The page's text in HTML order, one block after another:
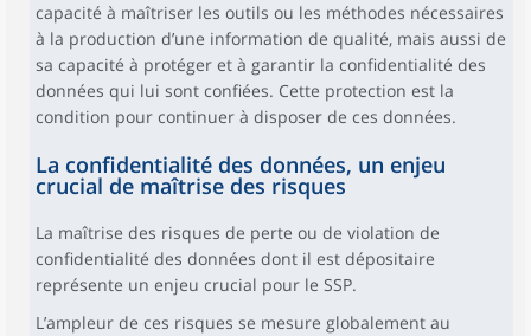
capacité à maîtriser les outils ou les méthodes nécessaires
à la production d’une information de qualité, mais aussi de
sa capacité à protéger et à garantir la confidentialité des
données qui lui sont confiées. Cette protection est la
condition pour continuer à disposer de ces données.
La confidentialité des données, un enjeu
crucial de maîtrise des risques
La maîtrise des risques de perte ou de violation de
confidentialité des données dont il est dépositaire
représente un enjeu crucial pour le SSP.
L’ampleur de ces risques se mesure globalement au